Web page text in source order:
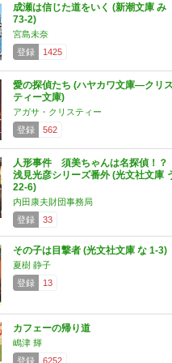
成瀬は信じた道をいく (新潮文庫 み
73-2)
宮島未奈
登録
1425
愛の探偵たち (ハヤカワ文庫―クリス
ティー文庫)
アガサ・クリスティー
登録
562
人形事件 須美ちゃんは名探偵！？
浅見光彦シリーズ番外 (光文社文庫
22-6)
内田康夫財団事務局
登録
33
その子は目撃者 (光文社文庫 な 1-3)
夏樹 静子
登録
13
カフェーの帰り道
嶋津 輝
登録
6252